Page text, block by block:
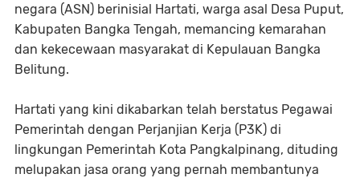
negara (ASN) berinisial Hartati, warga asal Desa Puput,
Kabupaten Bangka Tengah, memancing kemarahan
dan kekecewaan masyarakat di Kepulauan Bangka
Belitung.
Hartati yang kini dikabarkan telah berstatus Pegawai
Pemerintah dengan Perjanjian Kerja (P3K) di
lingkungan Pemerintah Kota Pangkalpinang, dituding
melupakan jasa orang yang pernah membantunya